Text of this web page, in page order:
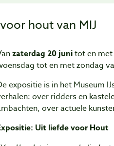
hout van MIJ
zaterdag 20 junitot en met
tot en met zondag
expositie is in het Museum
over ridders en
over actuele
Uit liefde voor Hout